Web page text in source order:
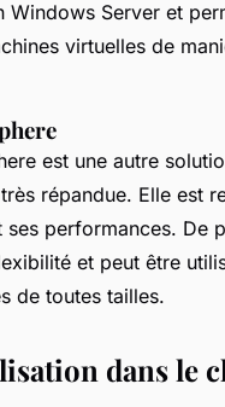
Windows Server et
virtuelles de
est une autre
répandue. Elle est
ses performances. De
et peut être
de toutes tailles.
dans le